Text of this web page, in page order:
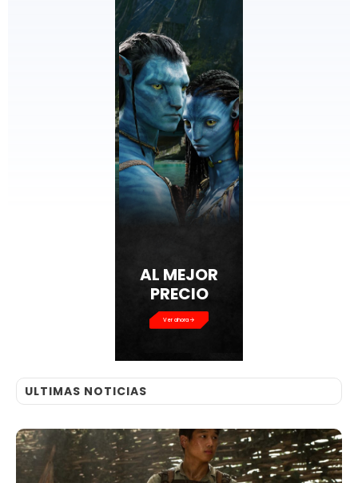
AL MEJOR
PRECIO
Ver ahora
ULTIMAS NOTICIAS